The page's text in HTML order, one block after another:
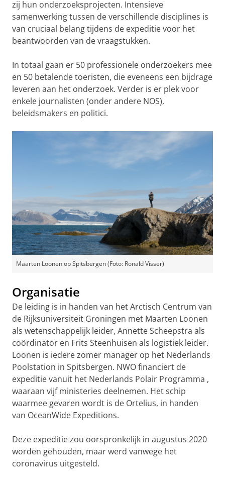
zij hun onderzoeksprojecten. Intensieve
samenwerking tussen de verschillende disciplines is
van cruciaal belang tijdens de expeditie voor het
beantwoorden van de vraagstukken.
In totaal gaan er 50 professionele onderzoekers mee
en 50 betalende toeristen, die eveneens een bijdrage
leveren aan het onderzoek. Verder is er plek voor
enkele journalisten (onder andere NOS),
beleidsmakers en politici.
Maarten Loonen op Spitsbergen (Foto: Ronald Visser)
Organisatie
De leiding is in handen van het Arctisch Centrum van
de Rijksuniversiteit Groningen met Maarten Loonen
als wetenschappelijk leider, Annette Scheepstra als
coördinator en Frits Steenhuisen als logistiek leider.
Loonen is iedere zomer manager op het Nederlands
Poolstation in Spitsbergen. NWO financiert de
expeditie vanuit het Nederlands Polair Programma ,
waaraan vijf ministeries deelnemen. Het schip
waarmee gevaren wordt is de Ortelius, in handen
van OceanWide Expeditions.
Deze expeditie zou oorspronkelijk in augustus 2020
worden gehouden, maar werd vanwege het
coronavirus uitgesteld.